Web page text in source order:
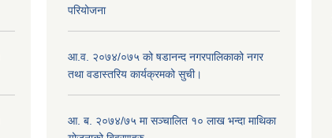
परियोजना
आ.व. २०७४/०७५ को षडानन्द नगरपालिकाको नगर
तथा वडास्तरिय कार्यक्रमको सुची।
आ. ब. २०७४/७५ मा सञ्चालित १० लाख भन्दा माथिका